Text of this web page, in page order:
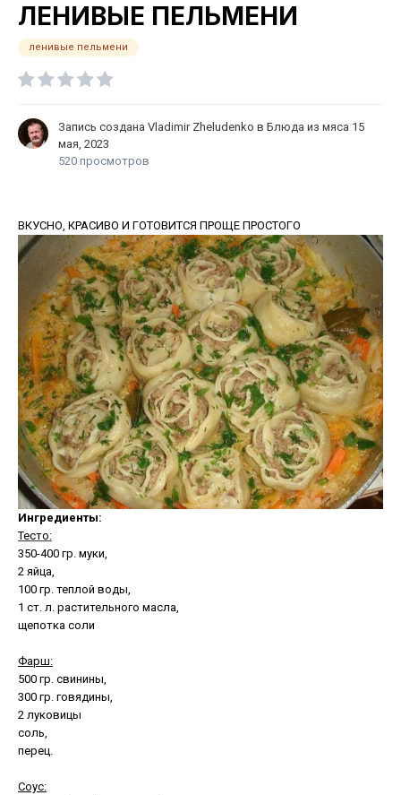
ЛЕНИВЫЕ ПЕЛЬМЕНИ
ленивые пельмени
Запись создана Vladimir Zheludenko в Блюда из мяса 15
мая, 2023
520 просмотров
ВКУСНО, КРАСИВО И ГОТОВИТСЯ ПРОЩЕ ПРОСТОГО
Ингредиенты:
Тесто:
350-400 гр. муки,
2 яйца,
100 гр. теплой воды,
1 ст. л. растительного масла,
щепотка соли
Фарш:
500 гр. свинины,
300 гр. говядины,
2 луковицы
соль,
перец.
Соус: